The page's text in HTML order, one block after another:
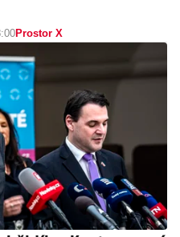
Prostor X